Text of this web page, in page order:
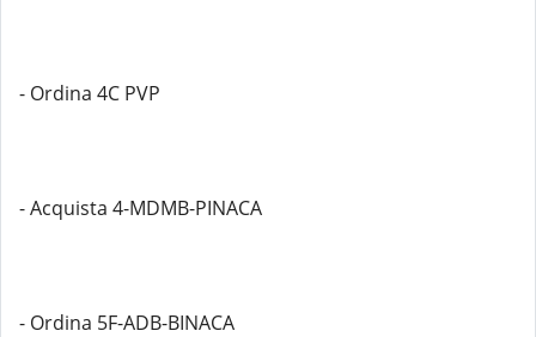
- Ordina 4C PVP
- Acquista 4-MDMB-PINACA
- Ordina 5F-ADB-BINACA